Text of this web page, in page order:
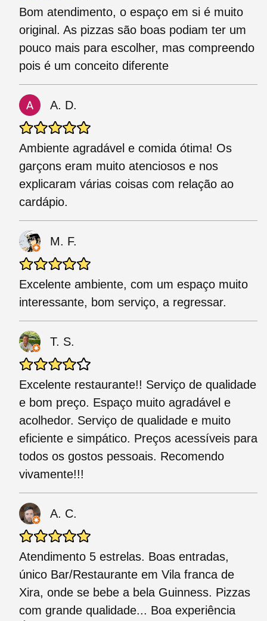
Bom atendimento, o espaço em si é muito
original. As pizzas são boas podiam ter um
pouco mais para escolher, mas compreendo
pois é um conceito diferente
A. D.
Ambiente agradável e comida ótima! Os
garçons eram muito atenciosos e nos
explicaram várias coisas com relação ao
cardápio.
M. F.
Excelente ambiente, com um espaço muito
interessante, bom serviço, a regressar.
T. S.
Excelente restaurante!! Serviço de qualidade
e bom preço. Espaço muito agradável e
acolhedor. Serviço de qualidade e muito
eficiente e simpático. Preços acessíveis para
todos os gostos pessoais. Recomendo
vivamente!!!
A. C.
Atendimento 5 estrelas. Boas entradas,
único Bar/Restaurante em Vila franca de
Xira, onde se bebe a bela Guinness. Pizzas
com grande qualidade... Boa experiência